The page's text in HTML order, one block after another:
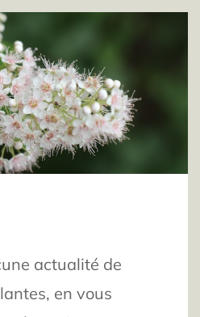
actualité de
en vous